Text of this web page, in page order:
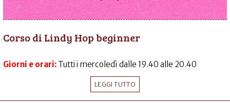
Corso di Lindy Hop beginner
Giorni e orari: Tutti i mercoledì dalle 19.40 alle 20.40
LEGGI TUTTO